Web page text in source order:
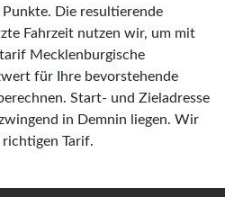
Die resultierende
Fahrzeit nutzen wir, um mit
Mecklenburgische
für Ihre bevorstehende
Start- und Zieladresse
in Demnin liegen. Wir
Tarif.